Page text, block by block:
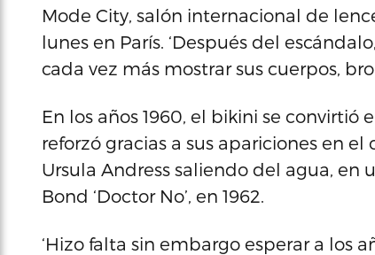
Mode City, salón internacional de
lunes en París. ‘Después del
cada vez más mostrar sus cuerpos,
En los años 1960, el bikini se
reforzó gracias a sus apariciones en
Ursula Andress saliendo del agua, en
Bond ‘Doctor No’, en 1962.
‘Hizo falta sin embargo esperar a los